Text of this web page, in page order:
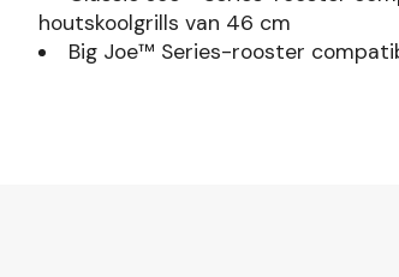
houtskoolgrills van 46 cm
Big Joe™ Series-rooster